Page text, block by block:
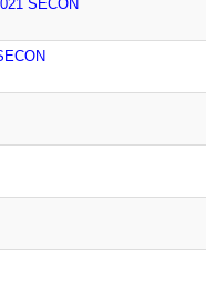
SECON